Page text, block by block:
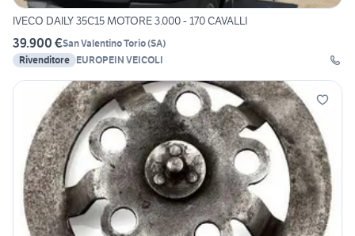
IVECO DAILY 35C15 MOTORE 3.000 - 170 CAVALLI
39.900 €San Valentino Torio(SA)
Rivenditore EUROPEIN VEICOLI